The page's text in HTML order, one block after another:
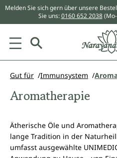
springen
Melden Sie sich gern über unsere
Sie uns:0160 652 2038
Gut für Immunsystem
Aromatherapie
Ätherische Öle und
lange Tradition in der
umfasst ausgewählte